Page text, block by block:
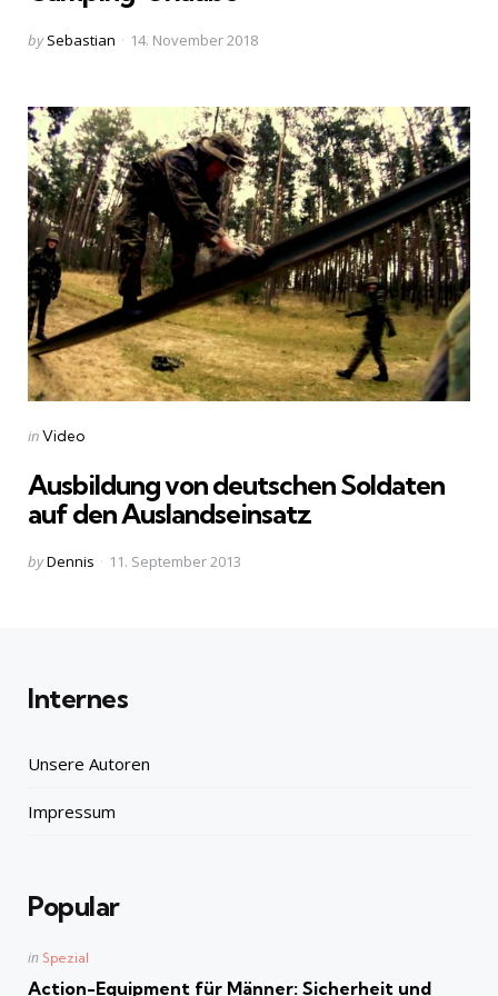
Posted
by Sebastian 14. November 2018
Categories
Posted
inVideo
Ausbildung von deutschen Soldaten
auf den Auslandseinsatz
Posted
byDennis 11. September 2013
Internes
Unsere Autoren
Impressum
Popular
Posted
in Spezial
Action-Equipment für Männer: Sicherheit und